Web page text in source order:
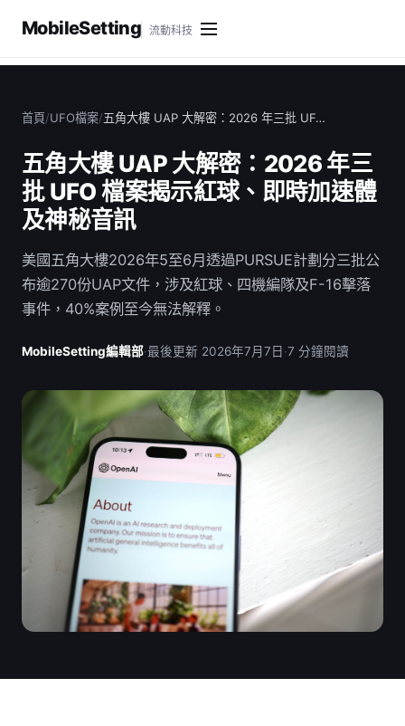
MobileSetting 流動科技
首頁/UFO檔案/五角大樓 UAP 大解密：2026 年三批 UF…
五角大樓 UAP 大解密：2026 年三
批 UFO 檔案揭示紅球、即時加速體
及神秘音訊
美國五角大樓2026年5至6月透過PURSUE計劃分三批公
布逾270份UAP文件，涉及紅球、四機編隊及F-16擊落
事件，40%案例至今無法解釋。
MobileSetting編輯部·最後更新 2026年7月7日 ·7 分鐘閱讀